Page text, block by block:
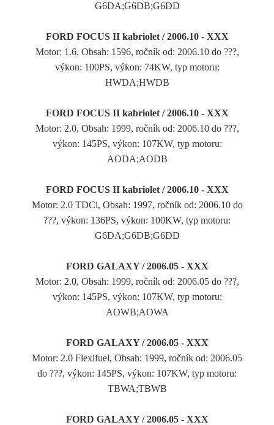
G6DA;G6DB;G6DD
FORD FOCUS II kabriolet / 2006.10 - XXX
Motor: 1.6, Obsah: 1596, ročník od: 2006.10 do ???,
výkon: 100PS, výkon: 74KW, typ motoru:
HWDA;HWDB
FORD FOCUS II kabriolet / 2006.10 - XXX
Motor: 2.0, Obsah: 1999, ročník od: 2006.10 do ???,
výkon: 145PS, výkon: 107KW, typ motoru:
AODA;AODB
FORD FOCUS II kabriolet / 2006.10 - XXX
Motor: 2.0 TDCi, Obsah: 1997, ročník od: 2006.10 do
???, výkon: 136PS, výkon: 100KW, typ motoru:
G6DA;G6DB;G6DD
FORD GALAXY / 2006.05 - XXX
Motor: 2.0, Obsah: 1999, ročník od: 2006.05 do ???,
výkon: 145PS, výkon: 107KW, typ motoru:
AOWB;AOWA
FORD GALAXY / 2006.05 - XXX
Motor: 2.0 Flexifuel, Obsah: 1999, ročník od: 2006.05
do ???, výkon: 145PS, výkon: 107KW, typ motoru:
TBWA;TBWB
FORD GALAXY / 2006.05 - XXX